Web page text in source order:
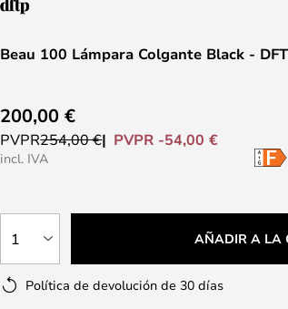
Beau 100 Lámpara Colgante Black -
200,00 €
PVPR254,00 € PVPR -54,00 €
incl. IVA
1 AÑADIR A LA
Política de devolución de 30 días